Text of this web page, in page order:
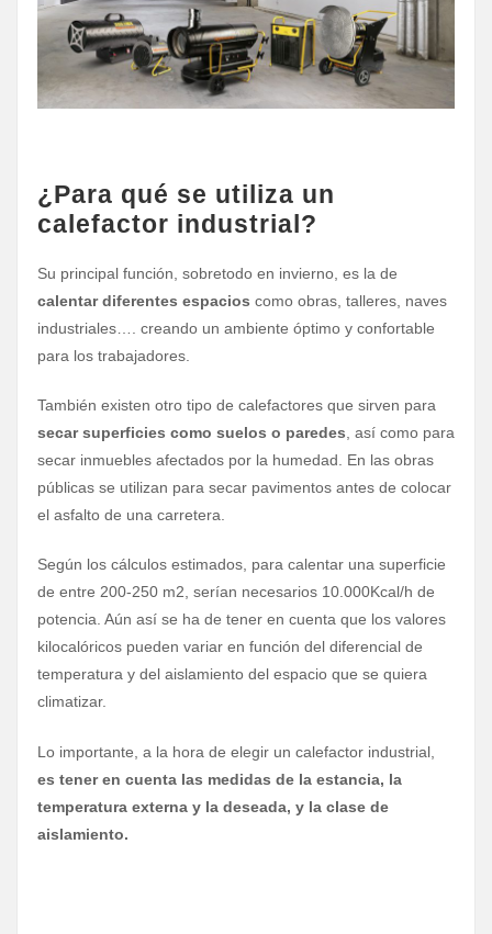
¿Para qué se utiliza un
calefactor industrial?
Su principal función, sobretodo en invierno, es la de
calentar diferentes espacios como obras, talleres, naves
industriales…. creando un ambiente óptimo y confortable
para los trabajadores.
También existen otro tipo de calefactores que sirven para
secar superficies como suelos o paredes , así como para
secar inmuebles afectados por la humedad. En las obras
públicas se utilizan para secar pavimentos antes de colocar
el asfalto de una carretera.
Según los cálculos estimados, para calentar una superficie
de entre 200-250 m2, serían necesarios 10.000Kcal/h de
potencia. Aún así se ha de tener en cuenta que los valores
kilocalóricos pueden variar en función del diferencial de
temperatura y del aislamiento del espacio que se quiera
climatizar.
Lo importante, a la hora de elegir un calefactor industrial,
es tener en cuenta las medidas de la estancia, la
temperatura externa y la deseada, y la clase de
aislamiento.